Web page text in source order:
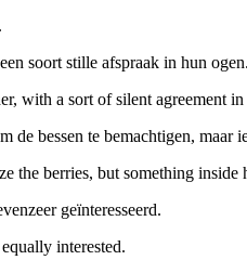
soort stille afspraak in hun ogen.
with a sort of silent agreement in
de bessen te bemachtigen, maar
the berries, but something
geïnteresseerd.
interested.